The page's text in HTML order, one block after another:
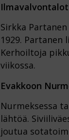
Sirkka
1929.
Kerhoiltoja
viikossa.
Evakkoon
Nurmeksessa
lähtöä.
joutua